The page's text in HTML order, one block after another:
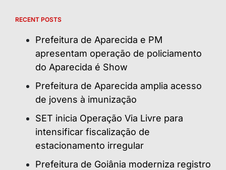
RECENT POSTS
Prefeitura de Aparecida e PM
apresentam operação de policiamento
do Aparecida é Show
Prefeitura de Aparecida amplia acesso
de jovens à imunização
SET inicia Operação Via Livre para
intensificar fiscalização de
estacionamento irregular
Prefeitura de Goiânia moderniza registro